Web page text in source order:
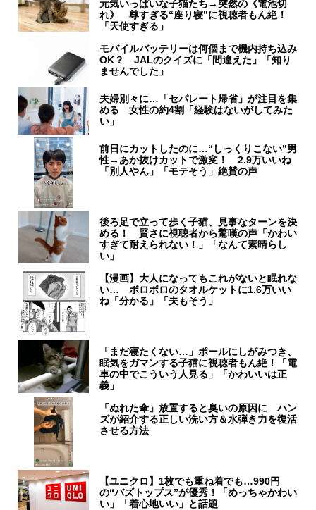
元気いっぱいな子猫たち→突然の《電池切
れ》 尊すぎる“座り寝”に視聴者もん絶！
「天使すぎる」
モバイルバッテリーは何個まで機内持ち込み
OK？ JALのクイズに「間違えた」「知り
ませんでした」
夫婦別々に…「セパレート帰省」が注目を集
める 女性の約4割「経験はないがしてみた
い」
前日にカットしたのに…“しっくりこない”男
性→あか抜けカットで激変！ 2.9万いいね
「別人やん」「モテそう」絶賛の声
後ろ足で立って歩く子猫、見事なターンを決
める！ 賢さに視聴者から驚嘆の声「かわい
すぎて耐えられない！」「なんて素晴らし
い」
【漫画】大人になってもこれがないと眠れな
い… ボロボロのタオルケットに1.6万いい
ね「分かる」「夫もそう」
「まだ寝たくない…」ポールにしがみつき、
眠気をガマンする子猫に視聴者もん絶！「電
車の中でこういう人見る」「かわいいは正
義」
「ぬれた傘」放置すると臭いの原因に ハン
ズが紹介する正しい洗い方＆水弾き力を復活
させる方法
【ユニクロ】1枚でも重ね着でも…990円
の“バズトップス”が優秀！「めっちゃかわい
い」「着心地いい」と話題